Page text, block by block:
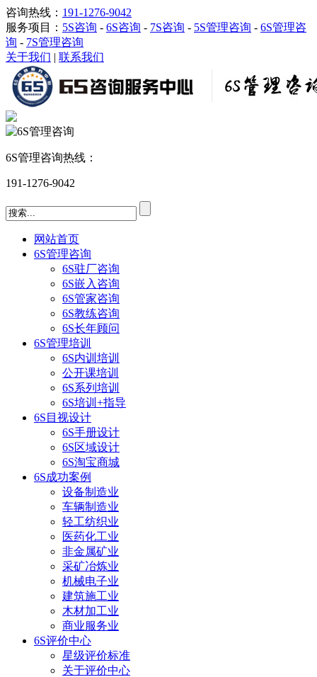
咨询热线： 191-1276-9042
服务项目： 5S咨询 - 6S咨询 - 7S咨询 - 5S管理咨询 - 6S管理咨
询 - 7S管理咨询
关于我们 | 联系我们
6S管理咨询热线：
191-1276-9042
网站首页
6S管理咨询
6S驻厂咨询
6S嵌入咨询
6S管家咨询
6S教练咨询
6S长年顾问
6S管理培训
6S内训培训
公开课培训
6S系列培训
6S培训+指导
6S目视设计
6S手册设计
6S区域设计
6S淘宝商城
6S成功案例
设备制造业
车辆制造业
轻工纺织业
医药化工业
非金属矿业
采矿冶炼业
机械电子业
建筑施工业
木材加工业
商业服务业
6S评价中心
星级评价标准
关于评价中心